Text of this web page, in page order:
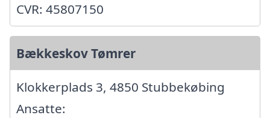
CVR: 45807150
Bækkeskov Tømrer
Klokkerplads 3, 4850 Stubbekøbing
Ansatte: